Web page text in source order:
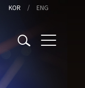
KOR ENG